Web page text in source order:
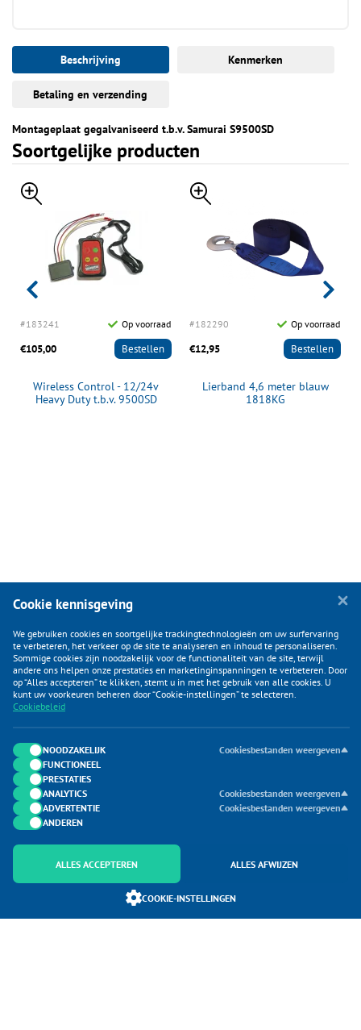
Beschrijving Kenmerken
Betaling en verzending
Montageplaat gegalvaniseerd t.b.v. Samurai S9500SD
Soortgelijke producten
#183241 Op voorraad
€105,00 Bestellen
Wireless Control - 12/24v
Heavy Duty t.b.v. 9500SD
#182290 Op voorraad
€12,95 Bestellen
Lierband 4,6 meter blauw
1818KG
KLANTENSERVICE
CATEGORIEËN
DUIJVELAAR E-COMMERCE
CONTACTEN
Onderdeel van Duijvelaar E-commerce
SoloMono.net
Cookie kennisgeving
We gebruiken cookies en soortgelijke trackingtechnologieën om uw surfervaring
te verbeteren, het verkeer op de site te analyseren en inhoud te personaliseren.
Sommige cookies zijn noodzakelijk voor de functionaliteit van de site, terwijl
andere ons helpen onze prestaties en marketinginspanningen te verbeteren. Door
op “Alles accepteren” te klikken, stemt u in met het gebruik van alle cookies. U
kunt uw voorkeuren beheren door “Cookie-instellingen” te selecteren.
Cookiebeleid
NOODZAKELIJK
Cookiesbestanden weergeven
FUNCTIONEEL
PRESTATIES
ANALYTICS
Cookiesbestanden weergeven
ADVERTENTIE
Cookiesbestanden weergeven
ANDEREN
ALLES ACCEPTEREN ALLES AFWIJZEN
COOKIE-INSTELLINGEN